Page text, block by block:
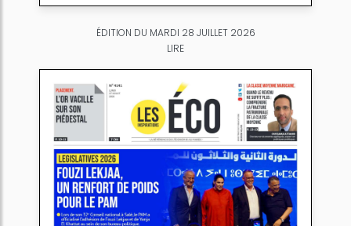
ÉDITION DU MARDI 28 JUILLET 2026
LIRE